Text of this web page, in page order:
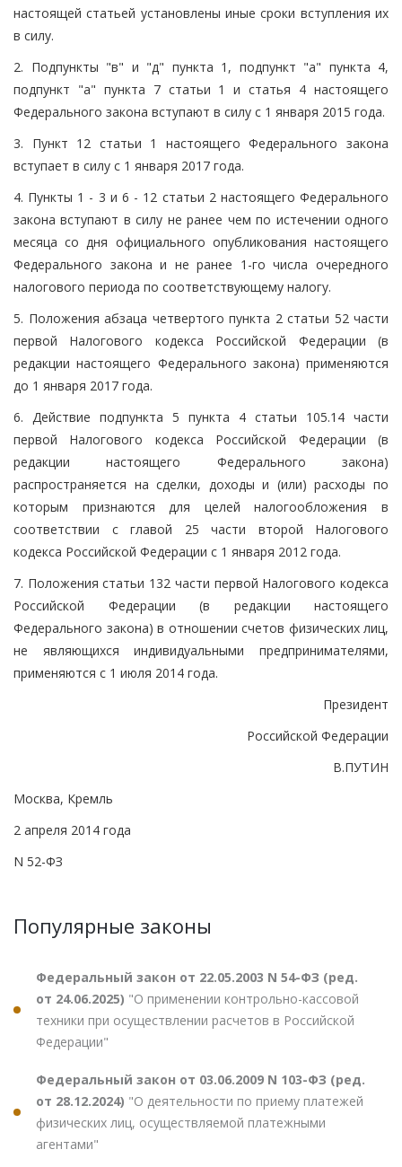
настоящей статьей установлены иные сроки вступления их
в силу.
2. Подпункты "в" и "д" пункта 1, подпункт "а" пункта 4,
подпункт "а" пункта 7 статьи 1 и статья 4 настоящего
Федерального закона вступают в силу с 1 января 2015 года.
3. Пункт 12 статьи 1 настоящего Федерального закона
вступает в силу с 1 января 2017 года.
4. Пункты 1 - 3 и 6 - 12 статьи 2 настоящего Федерального
закона вступают в силу не ранее чем по истечении одного
месяца со дня официального опубликования настоящего
Федерального закона и не ранее 1-го числа очередного
налогового периода по соответствующему налогу.
5. Положения абзаца четвертого пункта 2 статьи 52 части
первой Налогового кодекса Российской Федерации (в
редакции настоящего Федерального закона) применяются
до 1 января 2017 года.
6. Действие подпункта 5 пункта 4 статьи 105.14 части
первой Налогового кодекса Российской Федерации (в
редакции настоящего Федерального закона)
распространяется на сделки, доходы и (или) расходы по
которым признаются для целей налогообложения в
соответствии с главой 25 части второй Налогового
кодекса Российской Федерации с 1 января 2012 года.
7. Положения статьи 132 части первой Налогового кодекса
Российской Федерации (в редакции настоящего
Федерального закона) в отношении счетов физических лиц,
не являющихся индивидуальными предпринимателями,
применяются с 1 июля 2014 года.
Президент
Российской Федерации
В.ПУТИН
Москва, Кремль
2 апреля 2014 года
N 52-ФЗ
Популярные законы
Федеральный закон от 22.05.2003 N 54-ФЗ (ред.
от 24.06.2025) "О применении контрольно-кассовой
техники при осуществлении расчетов в Российской
Федерации"
Федеральный закон от 03.06.2009 N 103-ФЗ (ред.
от 28.12.2024) "О деятельности по приему платежей
физических лиц, осуществляемой платежными
агентами"